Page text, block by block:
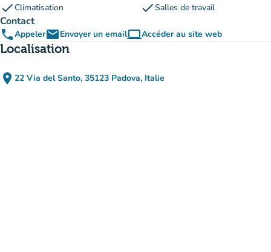
checkClimatisation checkSalles de travail
Contact
phoneAppeleremailEnvoyer un emailcomputerAccéder au site web
(nouvel onglet)
Localisation
place 22 Via del Santo, 35123 Padova, Italie
(ouvrir dans Google Maps)
(nouvel onglet)